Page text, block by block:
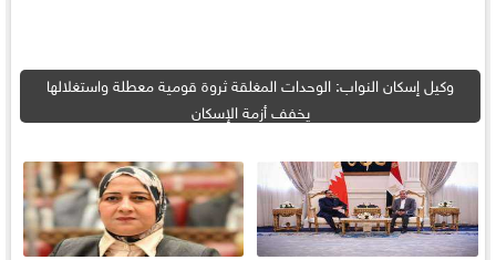
وكيل إسكان النواب: الوحدات المغلقة ثروة قومية معطلة واستغلالها
يخفف أزمة الإسكان